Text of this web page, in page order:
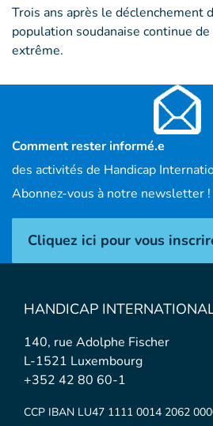
Trois ans après le déclenchement
population soudanaise continue
extrême.
Comment rester informé.e
des activités de Handicap
Abonnez-vous à notre newsletter !
Cliquez ici pour vous
HANDICAP
140, rue Adolphe Fischer
L-1521 Luxembourg
+352 42 80 60-1
CCP IBAN LU47 1111 0014 2062